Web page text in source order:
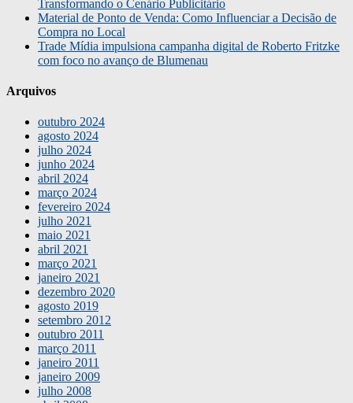
Transformando o Cenário Publicitário
Material de Ponto de Venda: Como Influenciar a Decisão de
Compra no Local
Trade Mídia impulsiona campanha digital de Roberto Fritzke
com foco no avanço de Blumenau
Arquivos
outubro 2024
agosto 2024
julho 2024
junho 2024
abril 2024
março 2024
fevereiro 2024
julho 2021
maio 2021
abril 2021
março 2021
janeiro 2021
dezembro 2020
agosto 2019
setembro 2012
outubro 2011
março 2011
janeiro 2011
janeiro 2009
julho 2008